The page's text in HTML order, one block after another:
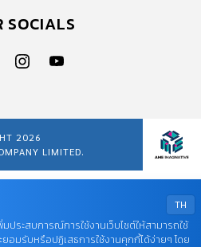
SOCIALS
2026
LIMITED.
TH
มประสบการณ์การใช้งานเว็บไซต์ให้สามารถใช้
มรับหรือปฏิเสธการใช้งานคุกกี้ได้ง่ายๆ โดย